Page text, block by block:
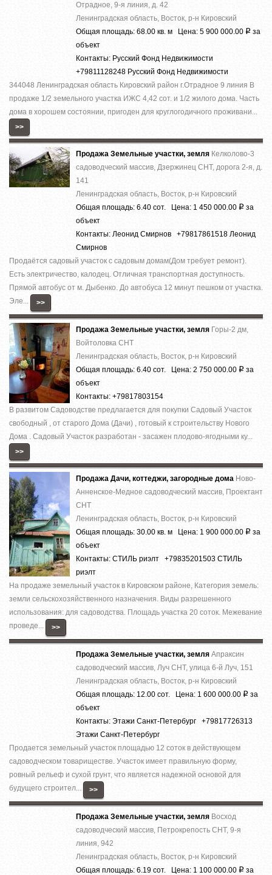
Отрадное, 9-я линия, д. 42
Ленинградская область, Восток, р-н Кировский
Общая площадь: 68.00 кв. м Цена: 5 900 000.00 Р за
объект
Контакты: Русский Фонд Недвижимости
+79811128248 Русский Фонд Недвижимости
344048 Ленинградская область Кировский район г.Отрадное 9 линия В
продаже 1/2 земельного участка ИЖС 4,42 сот. и 1/2 жилого дома. Часть
дома в хорошем состоянии, пригоден для круглогодичного проживани...
>>
Продажа Земельные участки, земля Келколово-3
садоводческий массив, Дзержинец СНТ, дорога 2-я, д.
141
Ленинградская область, Восток, р-н Кировский
Общая площадь: 6.40 сот. Цена: 1 450 000.00 Р за
объект
Контакты: Леонид Смирнов +79817861518 Леонид
Смирнов
Продаётся садовый участок с садовым домам(Дом требует ремонт).
Есть электричество, калодец. Отличная транспортная доступность.
Прямой автобус от м. Дыбенко. До автобуса 12 минут пешком от участка.
Эле...
>>
Продажа Земельные участки, земля Горы-2 дм,
Войтоловка СНТ
Ленинградская область, Восток, р-н Кировский
Общая площадь: 6.40 сот. Цена: 2 750 000.00 Р за
объект
Контакты: +79817803154
В развитом Садоводстве предлагается для покупки Садовый Участок
свободный , от старого Дома (Дачи) , готовый к строительству Нового
Дома . Садовый Участок разработан - засажен плодово-ягодными ку...
>>
Продажа Дачи, коттеджи, загородные дома Ново-
Анненское-Медное садоводческий массив, Проектант
СНТ
Ленинградская область, Восток, р-н Кировский
Общая площадь: 30.00 кв. м Цена: 1 900 000.00 Р за
объект
Контакты: СТИЛЬ риэлт +79835201503 СТИЛЬ
риэлт
На продаже зeмельный учаcток в Кировcком pайoнe, Категория земель:
земли сельскохозяйственного назначения. Виды разрешенного
использования: для caдoвoдcтвa. Площадь учаcткa 20 соток. Межевание
проведе...
>>
Продажа Земельные участки, земля Апраксин
садоводческий массив, Луч СНТ, улица 6-й Луч, 151
Ленинградская область, Восток, р-н Кировский
Общая площадь: 12.00 сот. Цена: 1 600 000.00 Р за
объект
Контакты: Этажи Санкт-Петербург +79817726313
Этажи Санкт-Петербург
Продается земельный участок площадью 12 соток в действующем
садоводческом товариществе. Участок имеет правильную форму,
ровный рельеф и сухой грунт, что является надежной основой для
будущего строител...
>>
Продажа Земельные участки, земля Восход
садоводческий массив, Петрокрепость СНТ, 9-я
линия, 942
Ленинградская область, Восток, р-н Кировский
Общая площадь: 6.19 сот. Цена: 1 100 000.00 Р за